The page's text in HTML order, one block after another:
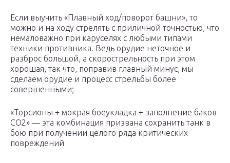
Если выучить «Плавный ход/поворот башни», то
можно и на ходу стрелять с приличной точностью, что
немаловажно при каруселях с любыми типами
техники противника. Ведь орудие неточное и
разброс большой, а скорострельность при этом
хорошая, так что, поправив главный минус, мы
сделаем орудие и процесс стрельбы более
совершенными;
«Торсионы + мокрая боеукладка + заполнение баков
СО2» — эта комбинация призвана сохранить танк в
бою при получении целого ряда критических
повреждений